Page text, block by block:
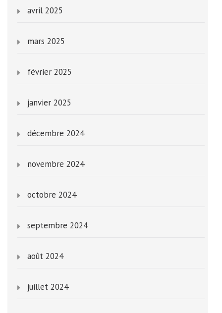
avril 2025
mars 2025
février 2025
janvier 2025
décembre 2024
novembre 2024
octobre 2024
septembre 2024
août 2024
juillet 2024